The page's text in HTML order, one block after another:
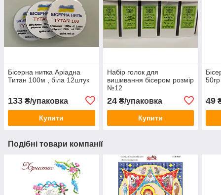
Бісерна нитка Аріадна
Титан 100м , біла 12штук
133 ₴/упаковка
Купити
Набір голок для
вишивання бісером розмір
№12
24₴/упаковка
Купити
50гр
49
Подібні товари компанії